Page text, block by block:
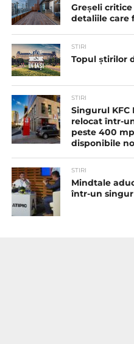
Greșeli
detaliile care
STIRI
Topul știrilor
STIRI
Singurul KFC
relocat într-
peste 400
disponibile
STIRI
Mindtale
într-un